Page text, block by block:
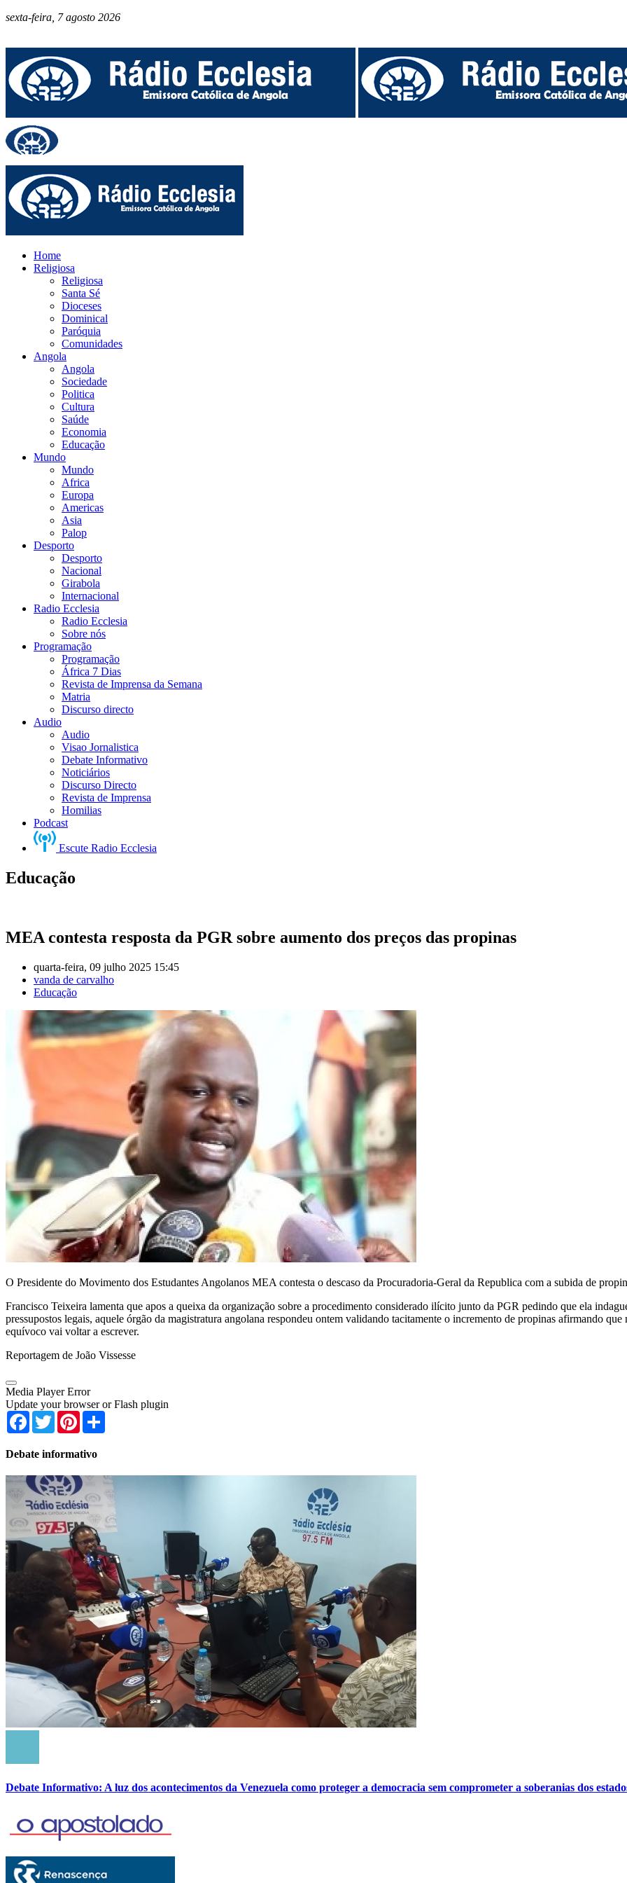
sexta-feira, 7 agosto 2026
Home
Religiosa
Religiosa
Santa Sé
Dioceses
Dominical
Paróquia
Comunidades
Angola
Angola
Sociedade
Politica
Cultura
Saúde
Economia
Educação
Mundo
Mundo
Africa
Europa
Americas
Asia
Palop
Desporto
Desporto
Nacional
Girabola
Internacional
Radio Ecclesia
Radio Ecclesia
Sobre nós
Programação
Programação
África 7 Dias
Revista de Imprensa da Semana
Matria
Discurso directo
Audio
Audio
Visao Jornalistica
Debate Informativo
Noticiários
Discurso Directo
Revista de Imprensa
Homilias
Podcast
Escute Radio Ecclesia
Educação
MEA contesta resposta da PGR sobre aumento dos preços das propinas
quarta-feira, 09 julho 2025 15:45
vanda de carvalho
Educação
O Presidente do Movimento dos Estudantes Angolanos MEA contesta o descaso da Procuradoria-Geral da Republica com a subida de
Francisco Teixeira lamenta que apos a queixa da organização sobre a procedimento considerado ilícito junto da PGR pedindo que ela
pressupostos legais, aquele órgão da magistratura angolana respondeu ontem validando tacitamente o incremento de propinas afirmando
equívoco vai voltar a escrever.
Reportagem de João Vissesse
Media Player Error
Update your browser or Flash plugin
Facebook
TwitterPinterest
Debate informativo
Debate Informativo: A luz dos acontecimentos da Venezuela como proteger a democracia sem comprometer a soberanias dos